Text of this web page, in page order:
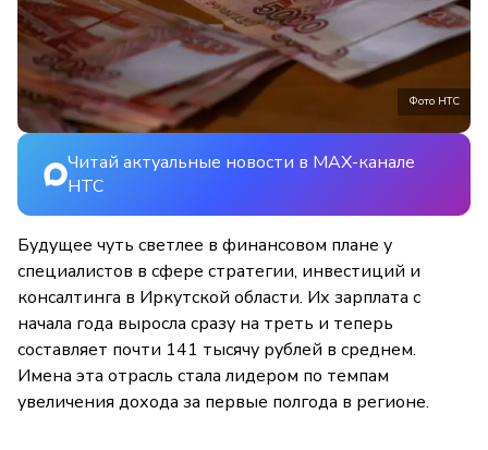
Фото НТС
Читай актуальные новости в MAX-канале
НТС
Будущее чуть светлее в финансовом плане у
специалистов в сфере стратегии, инвестиций и
консалтинга в Иркутской области. Их зарплата с
начала года выросла сразу на треть и теперь
составляет почти 141 тысячу рублей в среднем.
Имена эта отрасль стала лидером по темпам
увеличения дохода за первые полгода в регионе.